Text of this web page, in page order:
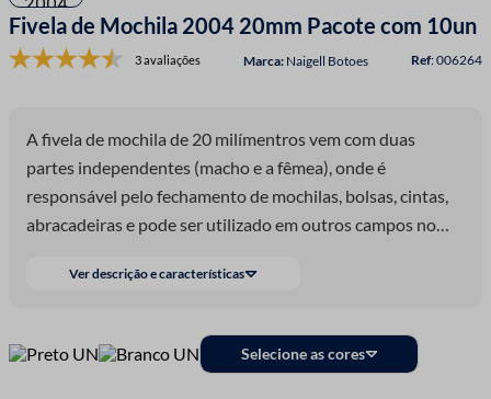
Fivela de Mochila 2004 20mm Pacote com 10un
3 avaliações Naigell Botoes :006264
A fivela de mochila de 20 milímentros vem com duas
partes independentes (macho e a fêmea), onde é
responsável pelo fechamento de mochilas, bolsas, cintas,
abracadeiras e pode ser utilizado em outros campos no
Ver descrição e características
Selecione as cores